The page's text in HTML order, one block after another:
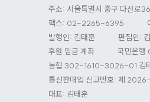
주소: 서울특별시 중구 다산로
팩스: 02-2265-6395
발행인: 김태훈
편집인:
후원 입금 계좌
국민은
농협 302-1610-3026-01 김
통신판매업 신고번호: 제
대표: 김태훈